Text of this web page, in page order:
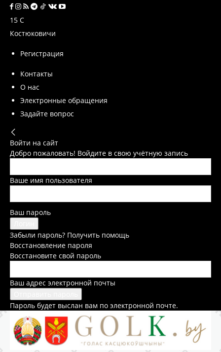
15 C
Костюковичи
Регистрация
Контакты
О нас
Электронные обращения
Задайте вопрос
Войти на сайт
Добро пожаловать! Войдите в свою учётную запись
Ваше имя пользователя
Ваш пароль
Забыли пароль? Получить помощь
Восстановление пароля
Восстановите свой пароль
Ваш адрес электронной почты
Пароль будет выслан вам по электронной почте.